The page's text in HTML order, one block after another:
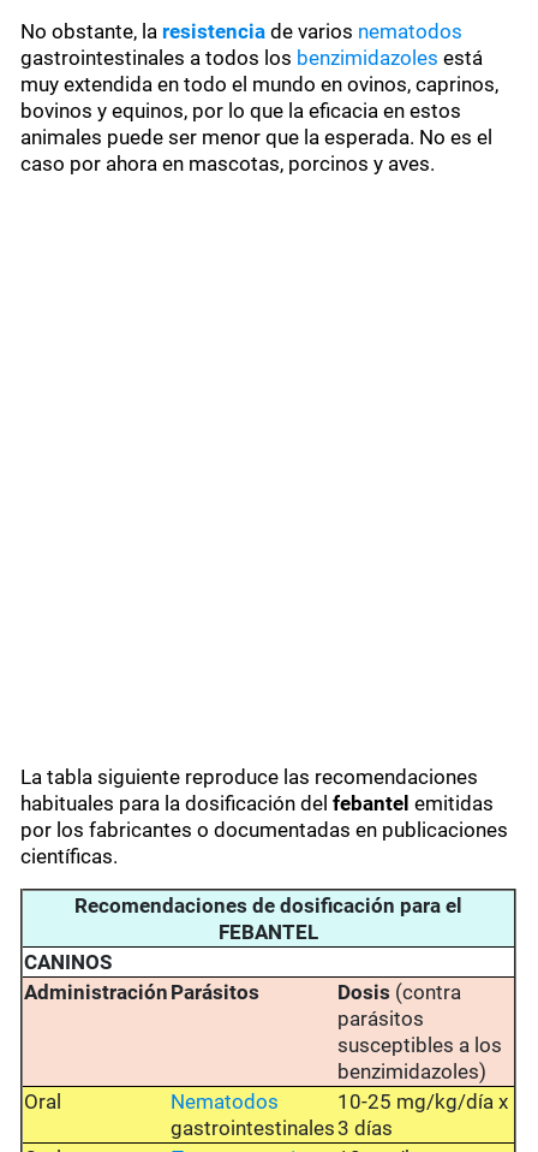
No obstante, la resistencia de varios nematodos
gastrointestinales a todos los benzimidazoles está
muy extendida en todo el mundo en ovinos, caprinos,
bovinos y equinos, por lo que la eficacia en estos
animales puede ser menor que la esperada. No es el
caso por ahora en mascotas, porcinos y aves.
La tabla siguiente reproduce las recomendaciones
habituales para la dosificación delfebantelemitidas
por los fabricantes o documentadas en publicaciones
científicas.
Recomendaciones de dosificación para el
FEBANTEL
CANINOS
Administración Parásitos Dosis (contra
parásitos
susceptibles a los
benzimidazoles)
Oral
Nematodos
gastrointestinales
10-25 mg/kg/día x
3 días